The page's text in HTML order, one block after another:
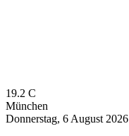
19.2 C
München
Donnerstag, 6 August 2026